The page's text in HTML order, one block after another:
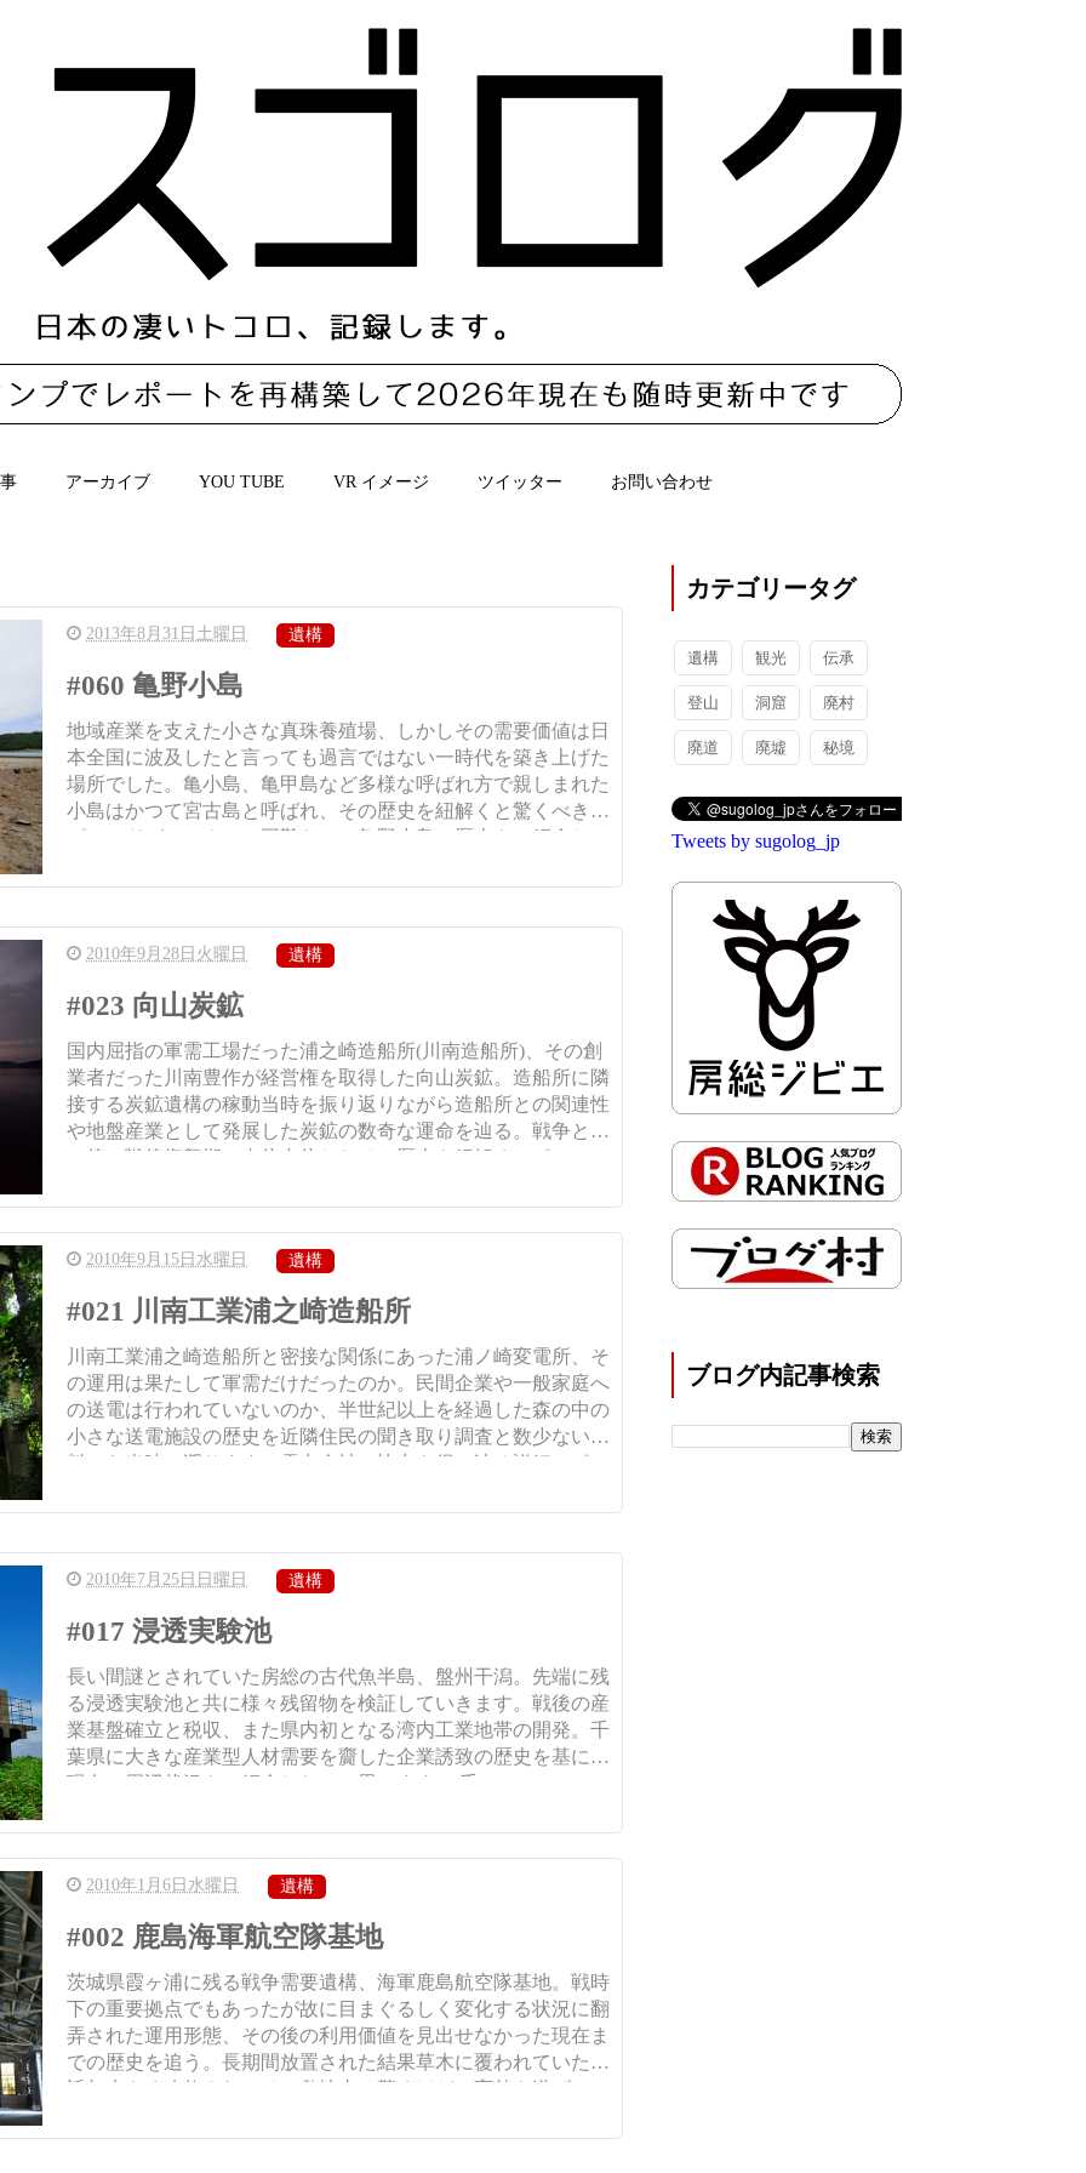
アーカイブ YOU TUBE VR イメージ ツイッター お問い合わせ
2013年8月31日土曜日 遺構
#060 亀野小島
地域産業を支えた小さな真珠養殖場、しかしその需要価値は日
本全国に波及したと言っても過言ではない一時代を築き上げた
場所でした。亀小島、亀甲島など多様な呼ばれ方で親しまれた
小島はかつて宮古島と呼ばれ、その歴史を紐解くと驚くべきエ
ピソードが。アクセス困難なこの亀野小島の歴史をご紹介し
2010年9月28日火曜日 遺構
#023 向山炭鉱
国内屈指の軍需工場だった浦之崎造船所(川南造船所)、その創
業者だった川南豊作が経営権を取得した向山炭鉱。造船所に隣
接する炭鉱遺構の稼動当時を振り返りながら造船所との関連性
や地盤産業として発展した炭鉱の数奇な運命を辿る。戦争とそ
の後の戦後復興期に右往左往したその歴史を紐解くレポー...
2010年9月15日水曜日 遺構
#021 川南工業浦之崎造船所
川南工業浦之崎造船所と密接な関係にあった浦ノ崎変電所、そ
の運用は果たして軍需だけだったのか。民間企業や一般家庭へ
の送電は行われていないのか、半世紀以上を経過した森の中の
小さな送電施設の歴史を近隣住民の聞き取り調査と数少ない資
料から当時へ遡ります。電力会社の協力も得て辿る詳細レポ...
2010年7月25日日曜日 遺構
#017 浸透実験池
長い間謎とされていた房総の古代魚半島、盤州干潟。先端に残
る浸透実験池と共に様々残留物を検証していきます。戦後の産
業基盤確立と税収、また県内初となる湾内工業地帯の開発。千
葉県に大きな産業型人材需要を齎した企業誘致の歴史を基に、
現在の周辺状況もご紹介したいと思います。 千...
2010年1月6日水曜日 遺構
#002 鹿島海軍航空隊基地
茨城県霞ヶ浦に残る戦争需要遺構、海軍鹿島航空隊基地。戦時
下の重要拠点でもあったが故に目まぐるしく変化する状況に翻
弄された運用形態、その後の利用価値を見出せなかった現在ま
での歴史を追う。長期間放置された結果草木に覆われていたが
近年大きく改修され、その敷地内は驚くほどの変貌を遂げて...
カテゴリータグ
遺構 観光 伝承
登山 洞窟 廃村
廃道 廃墟 秘境
Tweets by sugolog_jp
ブログ内記事検索